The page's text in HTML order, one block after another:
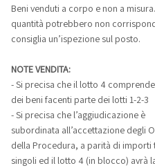
Beni venduti a corpo e non a
quantità potrebbero non
consiglia un’ispezione sul posto.
NOTE VENDITA:
- Si precisa che il lotto 4
dei beni facenti parte dei lotti 1-2-3
- Si precisa che l’aggiudicazione è
subordinata all’accettazione degli
della Procedura, a parità di importi
singoli ed il lotto 4 (in blocco) avrà